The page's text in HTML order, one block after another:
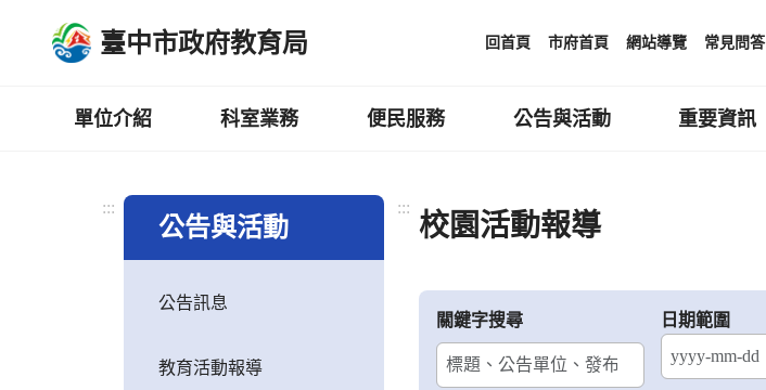
臺中市政府教育局 回首頁 市府首頁 網站導覽 常見問答
單位介紹 科室業務 便民服務 公告與活動 重要資訊
:::
公告與活動
公告訊息
教育活動報導
:::
校園活動報導
關鍵字搜尋
日期範圍
結束日期